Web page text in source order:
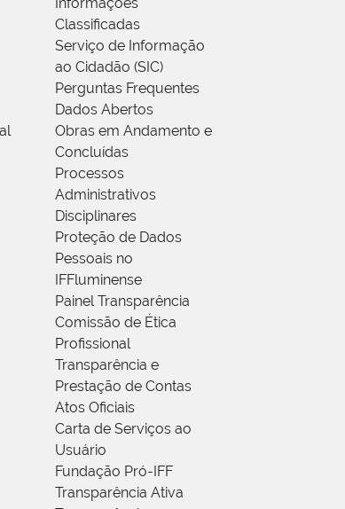
Classificadas
Serviço de Informação
ao Cidadão (SIC)
Perguntas Frequentes
Dados Abertos
Obras em Andamento e
Concluídas
Processos
Administrativos
Disciplinares
Proteção de Dados
Pessoais no
IFFluminense
Painel Transparência
Comissão de Ética
Profissional
Transparência e
Prestação de Contas
Atos Oficiais
Carta de Serviços ao
Usuário
Fundação Pró-IFF
Transparência Ativa